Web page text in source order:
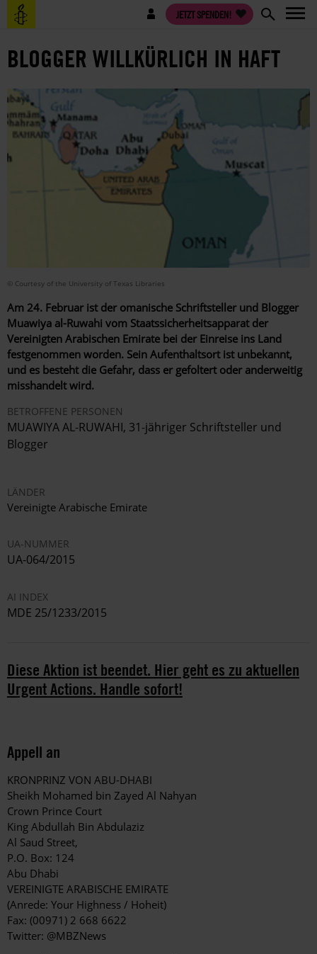
Direkt
zum
Benutzermenü JETZT SPENDEN!
BLOGGER WILLKÜRLICH IN HAFT
© Courtesy of the University of Texas Libraries
Am 24. Februar ist der omanische Schriftsteller und Blogger
Muawiya al-Ruwahi vom Staatssicherheitsapparat der
Vereinigten Arabischen Emirate bei der Einreise ins Land
festgenommen worden. Sein Aufenthaltsort ist unbekannt,
und es besteht die Gefahr, dass er gefoltert oder anderweitig
misshandelt wird.
BETROFFENE PERSONEN
MUAWIYA AL-RUWAHI, 31-jähriger Schriftsteller und
Blogger
LÄNDER
Vereinigte Arabische Emirate
UA-NUMMER
UA-064/2015
AI INDEX
MDE 25/1233/2015
Diese Aktion ist beendet. Hier geht es zu aktuellen
Urgent Actions. Handle sofort!
Appell an
KRONPRINZ VON ABU-DHABI
Sheikh Mohamed bin Zayed Al Nahyan
Crown Prince Court
King Abdullah Bin Abdulaziz
Al Saud Street,
P.O. Box: 124
Abu Dhabi
VEREINIGTE ARABISCHE EMIRATE
(Anrede: Your Highness / Hoheit)
Fax: (00971) 2 668 6622
Twitter: @MBZNews